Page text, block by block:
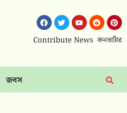
Contribute News কনভার্টার
জবস